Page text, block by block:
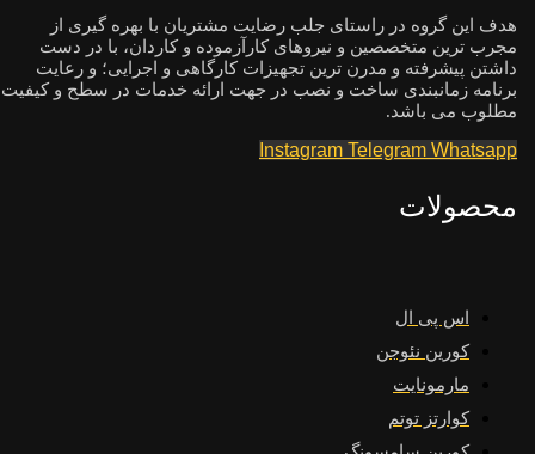
هدف این گروه در راستای جلب رضایت مشتریان با بهره گیری از
مجرب ترین متخصصین و نیروهای کارآزموده و کاردان، با در دست
داشتن پیشرفته و مدرن ترین تجهیزات کارگاهی و اجرایی؛ و رعایت
برنامه زمانبندی ساخت و نصب در جهت ارائه خدمات در سطح و کیفیت
مطلوب می باشد.
Instagram Telegram Whatsapp
محصولات
اس پی ال
کورین نئوجن
مارمونایت
کوارتز توتم